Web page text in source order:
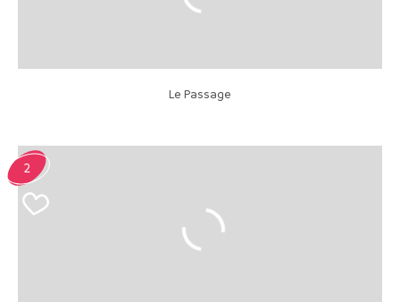
Le Passage
2